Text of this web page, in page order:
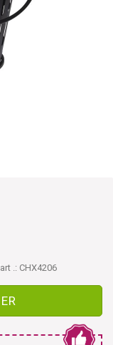
.: CHX4206